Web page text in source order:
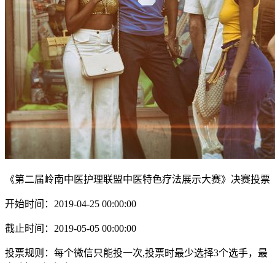
《第二届岭南中医护理联盟中医特色疗法展示大赛》决赛投票
开始时间：2019-04-25 00:00:00
截止时间：2019-05-05 00:00:00
投票规则：每个微信只能投一次,投票时最少选择3个选手，最